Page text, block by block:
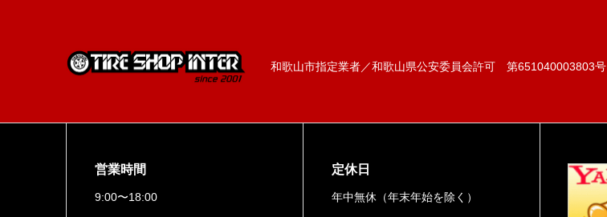
和歌山市指定業者／和歌山県公安委員会許可 第651040003803号
営業時間
9:00〜18:00
定休日
年中無休（年末年始を除く）